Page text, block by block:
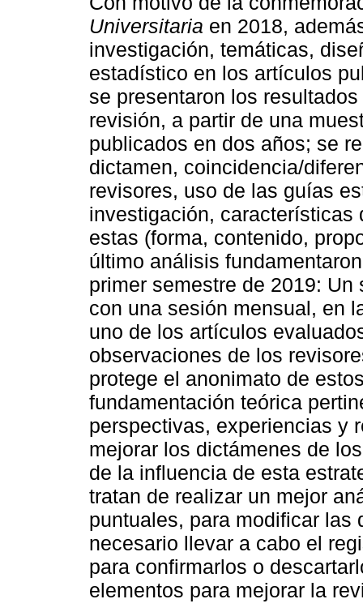
Universitaria en 2018,
investigación, temáticas,
estadístico en los artículos
se presentaron los
revisión, a partir de una
publicados en dos años; se
dictamen, coincidencia/
revisores, uso de las guías
investigación, características
estas (forma, contenido,
último análisis
primer semestre de 2019:
con una sesión mensual, en
uno de los artículos
observaciones de los
protege el anonimato de
fundamentación teórica
perspectivas, experiencias y
mejorar los dictámenes de
de la influencia de esta
tratan de realizar un mejor
puntuales, para modificar
necesario llevar a cabo el
para confirmarlos o
elementos para mejorar la